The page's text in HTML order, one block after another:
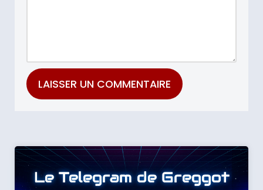
Le Telegram de Greggot